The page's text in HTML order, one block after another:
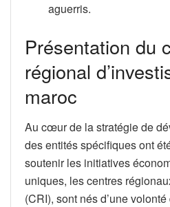
aguerris.
Présentation du
régional
maroc
Au cœur de la stratégie de
des entités spécifiques ont
soutenir les initiatives
uniques, les centres
(CRI), sont nés d’une